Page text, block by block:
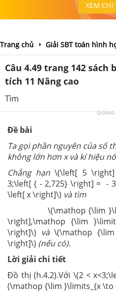
XEM CHI
Trang chủ Giải SBT toán hình
Câu 4.49 trang 142 sách
tích 11 Nâng cao
Tìm
QUẢNG
Đề bài
Ta gọi phần nguyên của số
không lớn hơn x và kí hiệu
Chẳng hạn\(\left[ 5
3;\left[ { - 2,725} \right] = -
\left[ x \right]\) và tìm
\(\mathop {\lim
\right],\mathop {\lim
\right]\) và\(\mathop
\right]\) (nếu có).
Lời giải chi tiết
Đồ thị (h.4.2).Với \(2 <
(\mathop {\lim }\limits_{x \to